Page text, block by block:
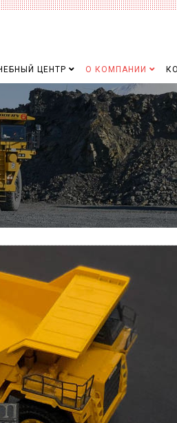
ЦЕНТР О КОМПАНИИ